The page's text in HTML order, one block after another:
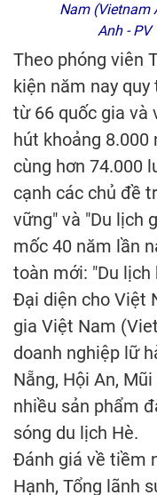
Nam (Vietnam
Anh - PV
Theo phóng viên
kiện năm nay
từ 66 quốc gia và
hút khoảng 8.000
cùng hơn 74.000
cạnh các chủ đề
vững" và "Du lịch
mốc 40 năm lần
toàn mới: "Du lịch
Đại diện cho Việt
gia Việt Nam
doanh nghiệp lữ
Nẵng, Hội An,
nhiều sản phẩm
sóng du lịch Hè.
Đánh giá về tiềm
Hạnh, Tổng lãnh